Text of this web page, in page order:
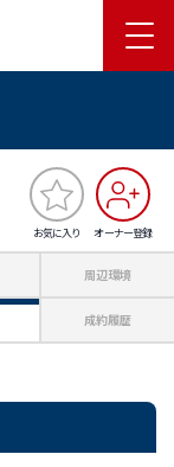
お気に入り オーナー登録
周辺環境
成約履歴